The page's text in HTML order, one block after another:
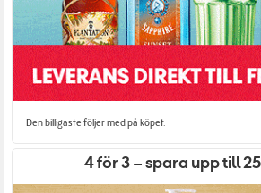
Den billigaste följer med på köpet.
4 för 3 – spara upp till